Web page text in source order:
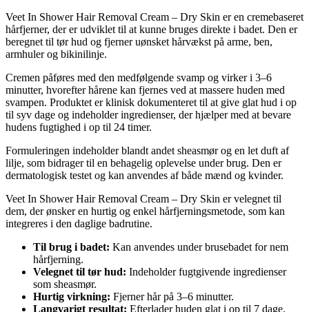
Veet In Shower Hair Removal Cream – Dry Skin er en cremebaseret
hårfjerner, der er udviklet til at kunne bruges direkte i badet. Den er
beregnet til tør hud og fjerner uønsket hårvækst på arme, ben,
armhuler og bikinilinje.
Cremen påføres med den medfølgende svamp og virker i 3–6
minutter, hvorefter hårene kan fjernes ved at massere huden med
svampen. Produktet er klinisk dokumenteret til at give glat hud i op
til syv dage og indeholder ingredienser, der hjælper med at bevare
hudens fugtighed i op til 24 timer.
Formuleringen indeholder blandt andet sheasmør og en let duft af
lilje, som bidrager til en behagelig oplevelse under brug. Den er
dermatologisk testet og kan anvendes af både mænd og kvinder.
Veet In Shower Hair Removal Cream – Dry Skin er velegnet til
dem, der ønsker en hurtig og enkel hårfjerningsmetode, som kan
integreres i den daglige badrutine.
Til brug i badet: Kan anvendes under brusebadet for nem
hårfjerning.
Velegnet til tør hud: Indeholder fugtgivende ingredienser
som sheasmør.
Hurtig virkning: Fjerner hår på 3–6 minutter.
Langvarigt resultat: Efterlader huden glat i op til 7 dage.